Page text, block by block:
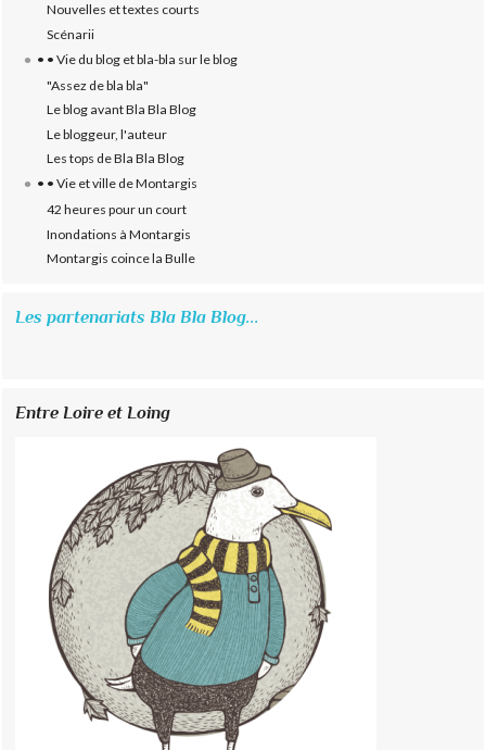
Nouvelles et textes courts
Scénarii
• • Vie du blog et bla-bla sur le blog
"Assez de bla bla"
Le blog avant Bla Bla Blog
Le bloggeur, l'auteur
Les tops de Bla Bla Blog
• • Vie et ville de Montargis
42 heures pour un court
Inondations à Montargis
Montargis coince la Bulle
Les partenariats Bla Bla Blog...
Entre Loire et Loing